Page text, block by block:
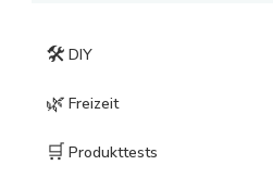
🛠️ DIY
🌿 Freizeit
🛒 Produkttests